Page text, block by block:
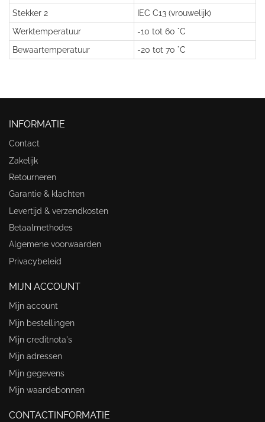
Stekker 2
IEC C13 (vrouwelijk)
Werktemperatuur
-10 tot 60 °C
Bewaartemperatuur
-20 tot 70 °C
INFORMATIE
Contact
Zakelijk
Retourneren
Garantie & klachten
Levertijd & verzendkosten
Betaalmethodes
Algemene voorwaarden
Privacybeleid
MIJN ACCOUNT
Mijn account
Mijn bestellingen
Mijn creditnota's
Mijn adressen
Mijn gegevens
Mijn waardebonnen
CONTACTINFORMATIE